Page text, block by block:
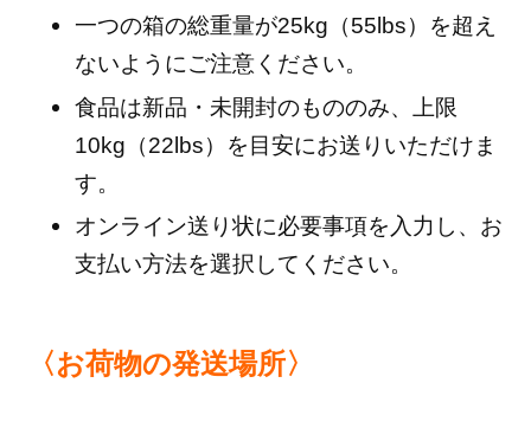
一つの箱の総重量が25kg（55lbs）を超え
ないようにご注意ください。
食品は新品・未開封のもののみ、上限
10kg（22lbs）を目安にお送りいただけま
す。
オンライン送り状に必要事項を入力し、お
支払い方法を選択してください。
〈お荷物の発送場所〉